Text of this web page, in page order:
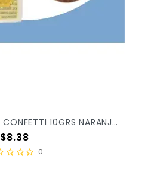
PERLAS DE HIDROGEL CONFETTI 10GRS NARANJA 4008 X/25
Precio
$8.38
0